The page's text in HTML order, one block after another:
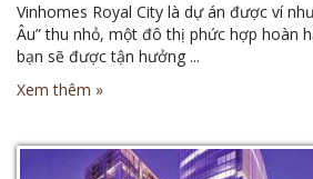
Vinhomes Royal City là dự án được ví
Âu” thu nhỏ, một đô thị phức hợp hoàn
bạn sẽ được tận hưởng ...
Xem thêm »